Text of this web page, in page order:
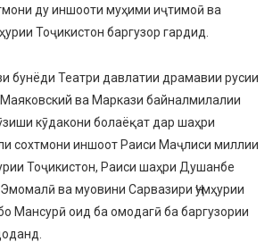
ду иншооти муҳими иҷтимоӣ ва
Тоҷикистон баргузор гардид.
бунёди Театри давлатии драмавии русии
ва Маркази байналмилалии
кӯдакони болаёқат дар шаҳри
сохтмони иншоот Раиси Маҷлиси миллии
Тоҷикистон, Раиси шаҳри Душанбе
ва муовини Сарвазири Ҷумҳурии
Мансурӣ оид ба омодагӣ ба баргузории